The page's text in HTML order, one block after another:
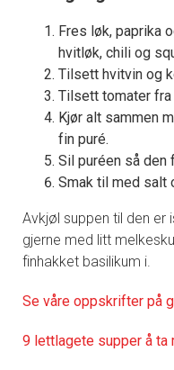
Fres løk, paprika
hvitløk, chili og
Tilsett hvitvin og
Tilsett tomater fra
Kjør alt sammen
fin puré.
Sil puréen så
Smak til med salt
Avkjøl suppen til den er
gjerne med litt
finhakket basilikum i.
Se våre oppskrifter på
9 lettlagete supper å ta